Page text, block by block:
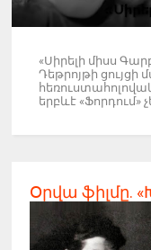
«Սիրելի միսս
Դեթրոյթի ցույցի
երբևէ «Ֆորդում»
Օրվա ֆիլմը.